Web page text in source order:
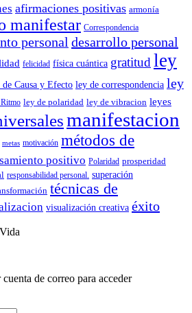
afirmaciones positivas armonía
manifestar Correspondencia
personal desarrollo personal
felicidad física cuántica gratitud ley
Causa y Efecto ley de correspondencia ley
ley de polaridad ley de vibracion leyes
manifestacion
metas motivación métodos de
positivo Polaridad prosperidad
responsabilidad personal. superación
técnicas de
visualización creativa éxito
de correo para acceder